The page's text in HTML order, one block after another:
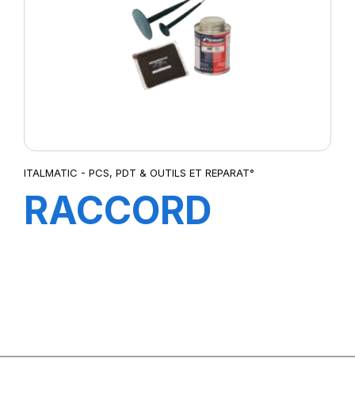
ITALMATIC - PCS, PDT & OUTILS ET REPARAT°
RACCORD